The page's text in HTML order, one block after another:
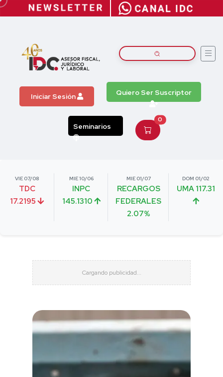
Iniciar Sesión Quiero Ser Suscriptor
Seminarios
0
VIE 07/08
TDC
17.2195
MIE 10/06
INPC
145.1310
MIE 01/07
RECARGOS
FEDERALES
2.07%
DOM 01/02
UMA 117.31